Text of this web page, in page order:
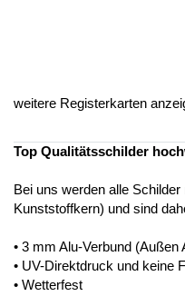
weitere Registerkarten
Top Qualitätsschilder
Bei uns werden alle
Kunststoffkern) und sind
• 3 mm Alu-Verbund
• UV-Direktdruck und keine
• Wetterfest